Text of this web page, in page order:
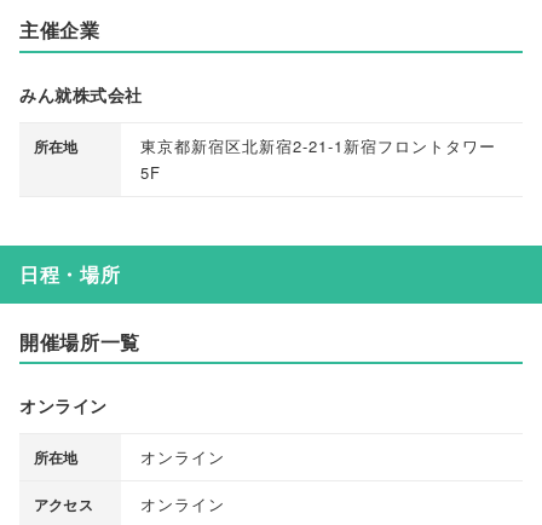
主催企業
みん就株式会社
所在地
東京都新宿区北新宿2-21-1新宿フロントタワー
5F
日程・場所
開催場所一覧
オンライン
所在地 オンライン
アクセス オンライン